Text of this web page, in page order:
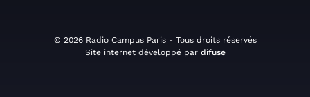
© 2026 Radio Campus Paris - Tous droits réservés
Site internet développé par difuse